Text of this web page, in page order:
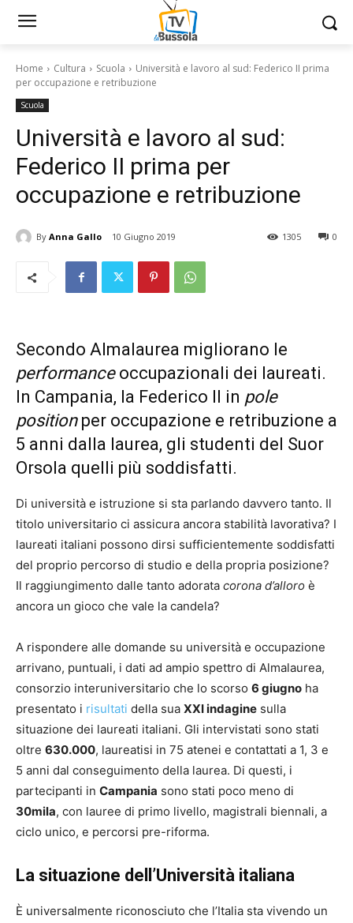
Home Cultura Scuola
Università e lavoro al sud: Federico II prima
per occupazione e retribuzione
Scuola
Università e lavoro al sud:
Federico II prima per
occupazione e retribuzione
By Anna Gallo 10 Giugno 2019 0
1305
Secondo Almalaurea migliorano le
performanceoccupazionali dei laureati.
In Campania, la Federico II in pole
positionper occupazione e retribuzione a
5 anni dalla laurea, gli studenti del Suor
Orsola quelli più soddisfatti.
Di università e istruzione si sta parlando davvero tanto. Il
titolo universitario ci assicura ancora stabilità lavorativa? I
laureati italiani possono dirsi sufficientemente soddisfatti
del proprio percorso di studio e della propria posizione?
Il raggiungimento dalle tanto adorata corona d’alloro è
ancora un gioco che vale la candela?
A rispondere alle domande su università e occupazione
arrivano, puntuali, i dati ad ampio spettro di Almalaurea,
consorzio interuniversitario che lo scorso 6 giugno ha
presentato i risultati della sua XXI indagine sulla
situazione dei laureati italiani. Gli intervistati sono stati
oltre 630.000, laureatisi in 75 atenei e contattati a 1, 3 e
5 anni dal conseguimento della laurea. Di questi, i
partecipanti in Campania sono stati poco meno di
30mila, con lauree di primo livello, magistrali biennali, a
ciclo unico, e percorsi pre-riforma.
La situazione dell’Università italiana
È universalmente riconosciuto che l’Italia sta vivendo un